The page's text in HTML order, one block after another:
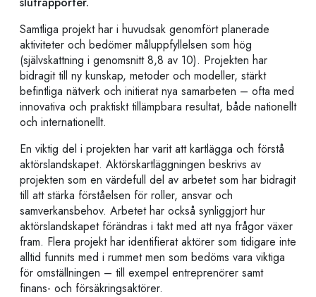
Samtliga projekt har i huvudsak genomfört planerade
aktiviteter och bedömer måluppfyllelsen som hög
(självskattning i genomsnitt 8,8 av 10). Projekten har
bidragit till ny kunskap, metoder och modeller, stärkt
befintliga nätverk och initierat nya samarbeten – ofta med
innovativa och praktiskt tillämpbara resultat, både nationellt
och internationellt.
En viktig del i projekten har varit att kartlägga och förstå
aktörslandskapet. Aktörskartläggningen beskrivs av
projekten som en värdefull del av arbetet som har bidragit
till att stärka förståelsen för roller, ansvar och
samverkansbehov. Arbetet har också synliggjort hur
aktörslandskapet förändras i takt med att nya frågor växer
fram. Flera projekt har identifierat aktörer som tidigare inte
alltid funnits med i rummet men som bedöms vara viktiga
för omställningen – till exempel entreprenörer samt
finans- och försäkringsaktörer.